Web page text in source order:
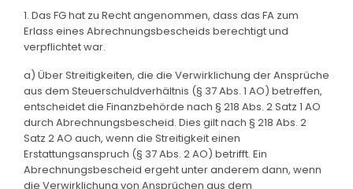
1. Das FG hat zu Recht angenommen, dass das FA zum
Erlass eines Abrechnungsbescheids berechtigt und
verpflichtet war.
a) Über Streitigkeiten, die die Verwirklichung der Ansprüche
aus dem Steuerschuldverhältnis (§ 37 Abs. 1 AO) betreffen,
entscheidet die Finanzbehörde nach § 218 Abs. 2 Satz 1 AO
durch Abrechnungsbescheid. Dies gilt nach § 218 Abs. 2
Satz 2 AO auch, wenn die Streitigkeit einen
Erstattungsanspruch (§ 37 Abs. 2 AO) betrifft. Ein
Abrechnungsbescheid ergeht unter anderem dann, wenn
die Verwirklichung von Ansprüchen aus dem